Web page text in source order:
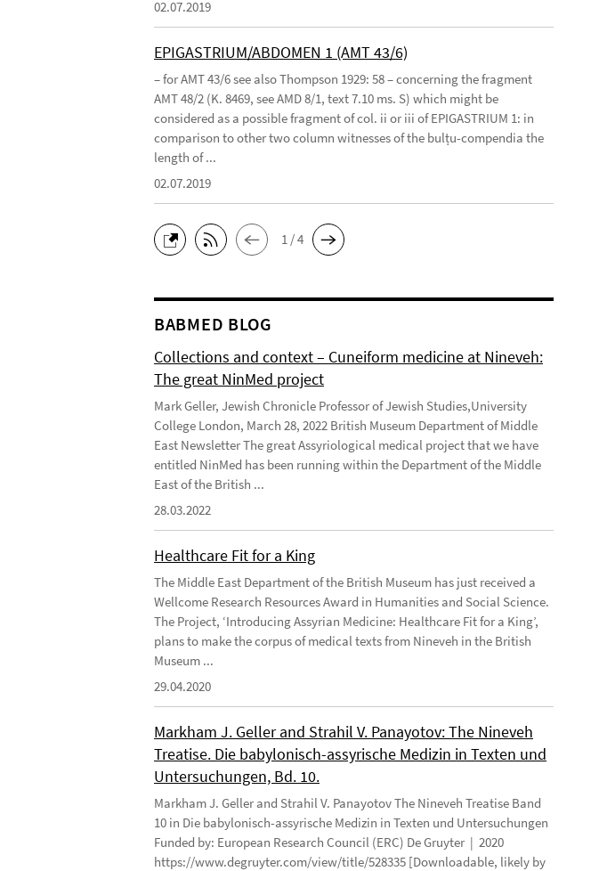
02.07.2019
EPIGASTRIUM/ABDOMEN 1 (AMT 43/6)
– for AMT 43/6 see also Thompson 1929: 58 – concerning the fragment
AMT 48/2 (K. 8469, see AMD 8/1, text 7.10 ms. S) which might be
considered as a possible fragment of col. ii or iii of EPIGASTRIUM 1: in
comparison to other two column witnesses of the bulṭu-compendia the
length of ...
02.07.2019
1 / 4
BABMED BLOG
Collections and context – Cuneiform medicine at Nineveh:
The great NinMed project
Mark Geller, Jewish Chronicle Professor of Jewish Studies,University
College London, March 28, 2022 British Museum Department of Middle
East Newsletter The great Assyriological medical project that we have
entitled NinMed has been running within the Department of the Middle
East of the British ...
28.03.2022
Healthcare Fit for a King
The Middle East Department of the British Museum has just received a
Wellcome Research Resources Award in Humanities and Social Science.
The Project, ‘Introducing Assyrian Medicine: Healthcare Fit for a King’,
plans to make the corpus of medical texts from Nineveh in the British
Museum ...
29.04.2020
Markham J. Geller and Strahil V. Panayotov: The Nineveh
Treatise. Die babylonisch-assyrische Medizin in Texten und
Untersuchungen, Bd. 10.
Markham J. Geller and Strahil V. Panayotov The Nineveh Treatise Band
10 in Die babylonisch-assyrische Medizin in Texten und Untersuchungen
Funded by: European Research Council (ERC) De Gruyter | 2020
https://www.degruyter.com/view/title/528335 [Downloadable, likely by